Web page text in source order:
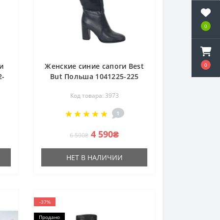
0
0
Женские синие сапоги Best
But Польша 1041225-225
Код товара: 3973
1
6 590₴ 4 590₴
НЕТ В НАЛИЧИИ
-37%
Продано